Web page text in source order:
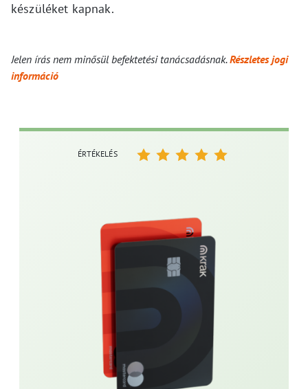
készüléket kapnak.
Jelen írás nem minősül befektetési tanácsadásnak.Részletes jogi
információ
ÉRTÉKELÉS